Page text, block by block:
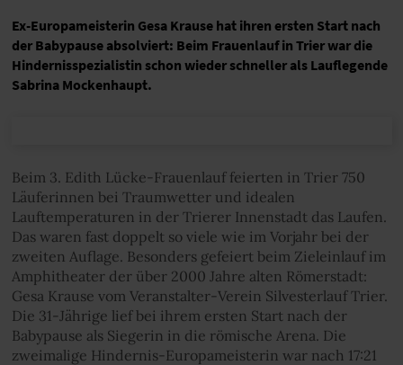
Ex-Europameisterin Gesa Krause hat ihren ersten Start nach
der Babypause absolviert: Beim Frauenlauf in Trier war die
Hindernisspezialistin schon wieder schneller als Lauflegende
Sabrina Mockenhaupt.
Beim 3. Edith Lücke-Frauenlauf feierten in Trier 750
Läuferinnen bei Traumwetter und idealen
Lauftemperaturen in der Trierer Innenstadt das Laufen.
Das waren fast doppelt so viele wie im Vorjahr bei der
zweiten Auflage. Besonders gefeiert beim Zieleinlauf im
Amphitheater der über 2000 Jahre alten Römerstadt:
Gesa Krause vom Veranstalter-Verein Silvesterlauf Trier.
Die 31-Jährige lief bei ihrem ersten Start nach der
Babypause als Siegerin in die römische Arena. Die
zweimalige Hindernis-Europameisterin war nach 17:21